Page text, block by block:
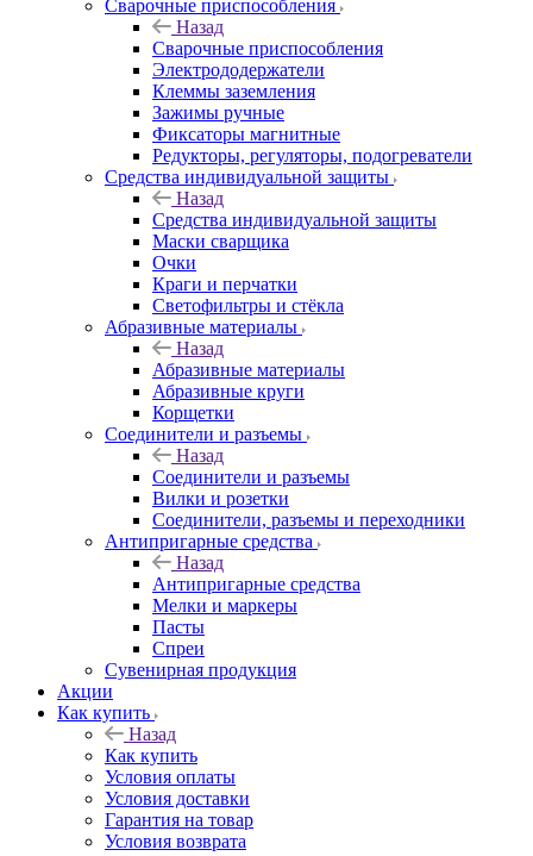
Сварочные приспособления
Назад
Сварочные приспособления
Электрододержатели
Клеммы заземления
Зажимы ручные
Фиксаторы магнитные
Редукторы, регуляторы, подогреватели
Средства индивидуальной защиты
Назад
Средства индивидуальной защиты
Маски сварщика
Очки
Краги и перчатки
Светофильтры и стёкла
Абразивные материалы
Назад
Абразивные материалы
Абразивные круги
Корщетки
Соединители и разъемы
Назад
Соединители и разъемы
Вилки и розетки
Соединители, разъемы и переходники
Антипригарные средства
Назад
Антипригарные средства
Мелки и маркеры
Пасты
Спреи
Сувенирная продукция
Акции
Как купить
Назад
Как купить
Условия оплаты
Условия доставки
Гарантия на товар
Условия возврата